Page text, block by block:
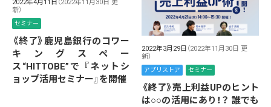
2022年4月11日 （2022年11月30日 更
新）
セミナー
《終了》鹿児島銀行のコワー
キングスペー
ス“HITTOBE”で 『ネットシ
ョップ活用セミナー』を開催
2022年3月29日 （2022年11月30日 更
新）
アプリストア セミナー
《終了》売上利益UPのヒント
は○○の活用にあり！？ 誰でも